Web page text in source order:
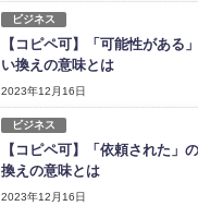
ビジネス
【コピペ可】「可能性がある
い換えの意味とは
2023年12月16日
ビジネス
【コピペ可】「依頼された」
換えの意味とは
2023年12月16日